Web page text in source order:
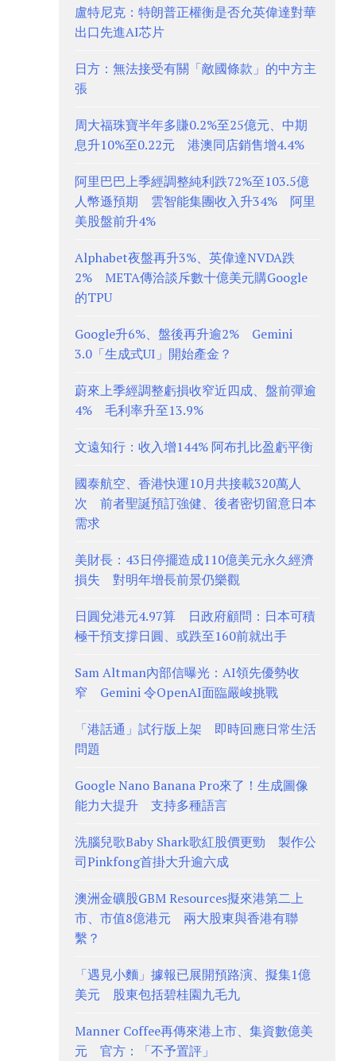
盧特尼克：特朗普正權衡是否允英偉達對華
出口先進AI芯片
日方：無法接受有關「敵國條款」的中方主
張
周大福珠寶半年多賺0.2%至25億元、中期
息升10%至0.22元 港澳同店銷售增4.4%
阿里巴巴上季經調整純利跌72%至103.5億
人幣遜預期 雲智能集團收入升34% 阿里
美股盤前升4%
Alphabet夜盤再升3%、英偉達NVDA跌
2% META傳洽談斥數十億美元購Google
的TPU
Google升6%、盤後再升逾2% Gemini
3.0「生成式UI」開始產金？
蔚來上季經調整虧損收窄近四成、盤前彈逾
4% 毛利率升至13.9%
文遠知行：收入增144% 阿布扎比盈虧平衡
國泰航空、香港快運10月共接載320萬人
次 前者聖誕預訂強健、後者密切留意日本
需求
美財長：43日停擺造成110億美元永久經濟
損失 對明年增長前景仍樂觀
日圓兌港元4.97算 日政府顧問：日本可積
極干預支撐日圓、或跌至160前就出手
Sam Altman內部信曝光：AI領先優勢收
窄 Gemini 令OpenAI面臨嚴峻挑戰
「港話通」試行版上架 即時回應日常生活
問題
Google Nano Banana Pro來了！生成圖像
能力大提升 支持多種語言
洗腦兒歌Baby Shark歌紅股價更勁 製作公
司Pinkfong首掛大升逾六成
澳洲金礦股GBM Resources擬來港第二上
市、市值8億港元 兩大股東與香港有聯
繫？
「遇見小麵」據報已展開預路演、擬集1億
美元 股東包括碧桂園九毛九
Manner Coffee再傳來港上市、集資數億美
元 官方：「不予置評」